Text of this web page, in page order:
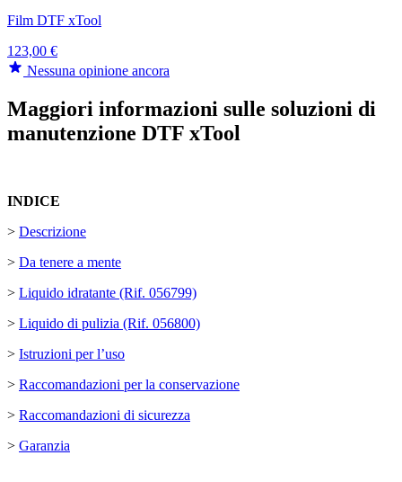
Film DTF xTool
123,00 €
Nessuna opinione ancora
Maggiori informazioni sulle soluzioni di
manutenzione DTF xTool
INDICE
> Descrizione
> Da tenere a mente
> Liquido idratante (Rif. 056799)
> Liquido di pulizia (Rif. 056800)
> Istruzioni per l’uso
> Raccomandazioni per la conservazione
> Raccomandazioni di sicurezza
> Garanzia